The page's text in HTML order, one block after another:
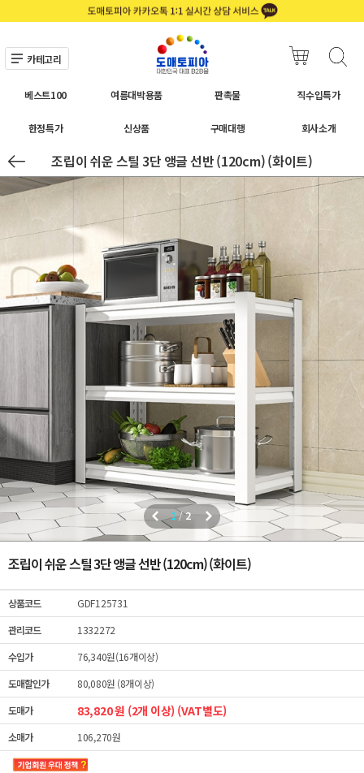
카테고리
베스트100 여름대박용품 판촉물 직수입특가
한정특가 신상품 구매대행 회사소개
조립이 쉬운 스틸 3단 앵글 선반 (120cm) (화이트)
1/2
조립이 쉬운 스틸 3단 앵글 선반 (120cm) (화이트)
상품코드
GDF125731
관리코드
1332272
수입가
76,340원(16개이상)
도매할인가
80,080원 (8개이상)
도매가
83,820 원 (2개 이상) (VAT별도)
소매가 106,270원